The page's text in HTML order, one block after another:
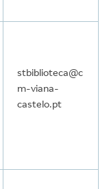
stbiblioteca@c
m-viana-
castelo.pt